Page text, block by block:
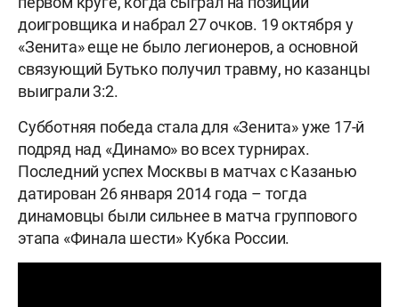
доигровщика и набрал 27 очков. 19 октября у
«Зенита» еще не было легионеров, а основной
связующий Бутько получил травму, но казанцы
выиграли 3:2.
Субботняя победа стала для «Зенита» уже 17-й
подряд над «Динамо» во всех турнирах.
Последний успех Москвы в матчах с Казанью
датирован 26 января 2014 года – тогда
динамовцы были сильнее в матча группового
этапа «Финала шести» Кубка России.